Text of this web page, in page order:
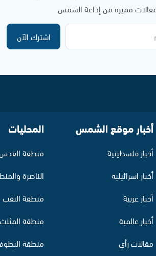
مميزة من إذاعة الشمس
اشترك الآن
أخبار موقع الشمس
أخبار فلسطينية
أخبار اسرائيلية
أخبار عربية
أخبار عالمية
مقالات رأي
المحليات
منطقة
الناصرة
منطقة النقب
منطقة
منطقة